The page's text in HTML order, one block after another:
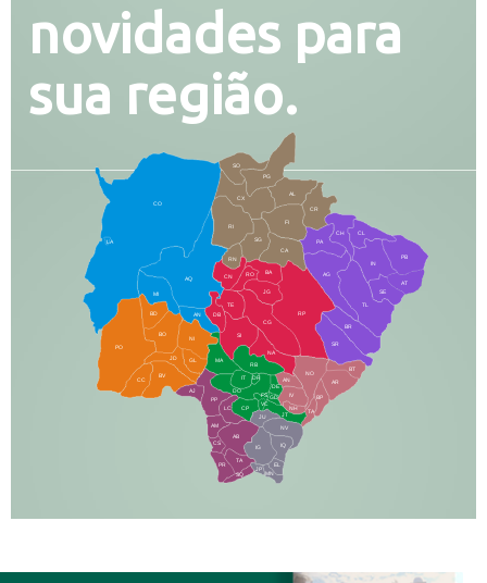
novidades para
sua região.
CO
AQ
MI
AN
CX
RI
AL
CR
FI
SG
BA
CA
PA
CH CL
PB
SE
TL
AG
BR
SR
BT
AR
RP
RO
JG
CG
SI
NA
TA
NH
JT
RB
MA
IT
DR
DO
CP
JU
NV
IQ
EL
BD
BO
NI
JD
PO
BV
CC
PP
AJ
LC
AM
AB
JP
DB
TE
CS
PR
TA
SQ
IG
MN
IN
NO
BP
RN
CN
GL
AN
IV
FS
VC
GD
DE
AT
PG
SO
LA